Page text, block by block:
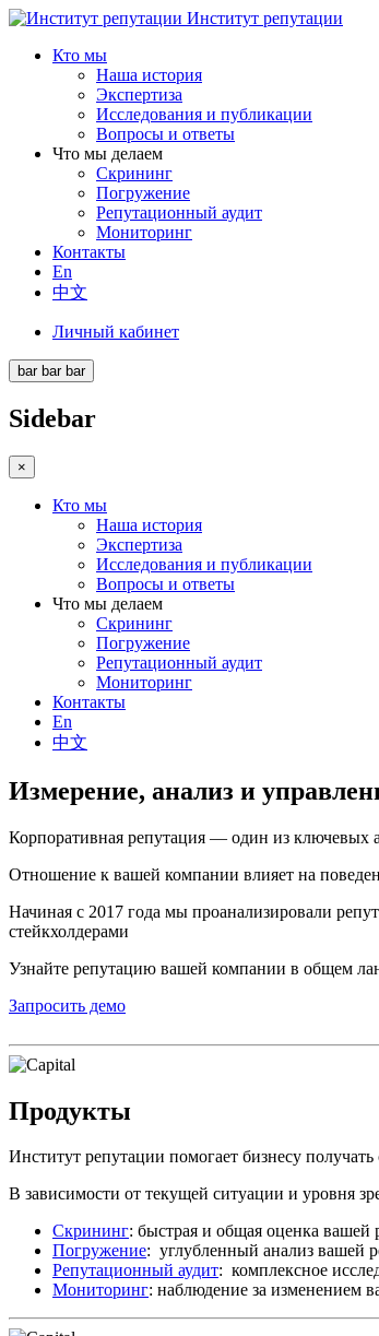
Институт репутации
Кто мы
Наша история
Экспертиза
Исследования и публикации
Вопросы и ответы
Что мы делаем
Скрининг
Погружение
Репутационный аудит
Мониторинг
Контакты
En
中文
Личный кабинет
bar bar bar
Sidebar
×
Кто мы
Наша история
Экспертиза
Исследования и публикации
Вопросы и ответы
Что мы делаем
Скрининг
Погружение
Репутационный аудит
Мониторинг
Контакты
En
中文
Измерение, анализ и
Корпоративная репутация — один из ключевых
Отношение к вашей компании влияет на
Начиная с 2017 года мы проанализировали
стейкхолдерами
Узнайте репутацию вашей компании в общем
Запросить демо
Продукты
Институт репутации помогает бизнесу
В зависимости от текущей ситуации и уровня
Скрининг: быстрая и общая оценка вашей
Погружение: углубленный анализ вашей
Репутационный аудит: комплексное
Мониторинг: наблюдение за изменением